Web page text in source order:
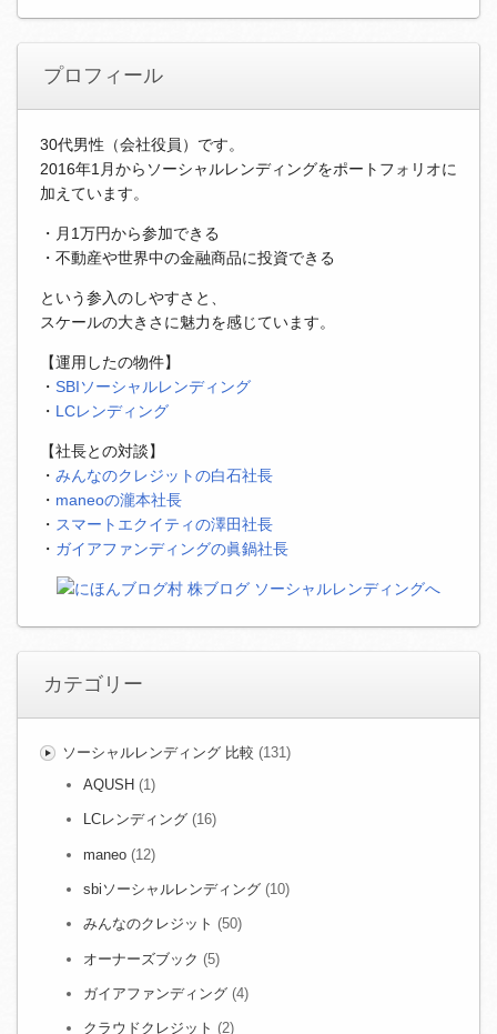
プロフィール
30代男性（会社役員）です。
2016年1月からソーシャルレンディングをポートフォリオに
加えています。
・月1万円から参加できる
・不動産や世界中の金融商品に投資できる
という参入のしやすさと、
スケールの大きさに魅力を感じています。
【運用したの物件】
・ SBIソーシャルレンディング
・ LCレンディング
【社長との対談】
・ みんなのクレジットの白石社長
・ maneoの瀧本社長
・ スマートエクイティの澤田社長
・ ガイアファンディングの眞鍋社長
カテゴリー
ソーシャルレンディング 比較 (131)
AQUSH (1)
LCレンディング (16)
maneo (12)
sbiソーシャルレンディング (10)
みんなのクレジット (50)
オーナーズブック (5)
ガイアファンディング (4)
クラウドクレジット (2)